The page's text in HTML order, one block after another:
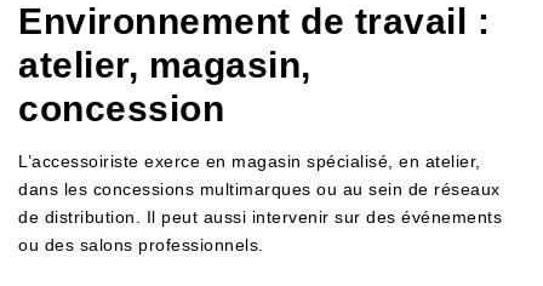
Environnement de travail :
atelier, magasin,
concession
L’accessoiriste exerce en magasin spécialisé, en atelier,
dans les concessions multimarques ou au sein de réseaux
de distribution. Il peut aussi intervenir sur des événements
ou des salons professionnels.